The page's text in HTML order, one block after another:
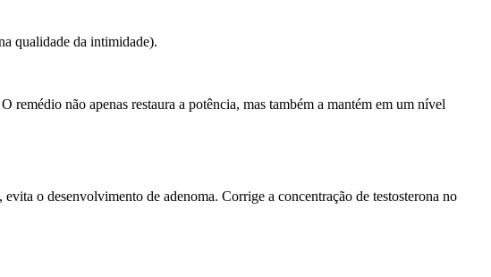
qualidade da intimidade).
remédio não apenas restaura a potência, mas também a mantém em um nível
o desenvolvimento de adenoma. Corrige a concentração de testosterona no